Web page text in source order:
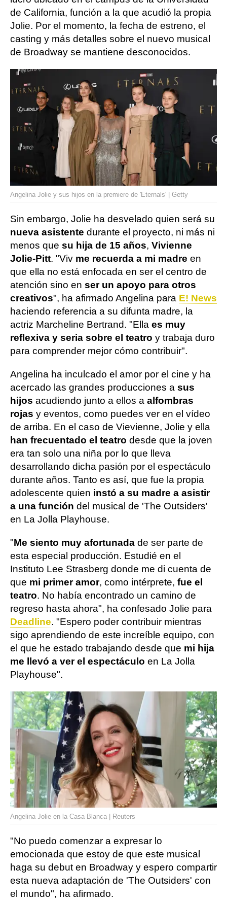
de California, función a la que acudió la propia
Jolie. Por el momento, la fecha de estreno, el
casting y más detalles sobre el nuevo musical
de Broadway se mantiene desconocidos.
Angelina Jolie y sus hijos en la premiere de 'Eternals' | Getty
Sin embargo, Jolie ha desvelado quien será su
nueva asistente durante el proyecto, ni más ni
menos que su hija de 15 años, Vivienne
Jolie-Pitt. "Viv me recuerda a mi madre en
que ella no está enfocada en ser el centro de
atención sino en ser un apoyo para otros
creativos", ha afirmado Angelina para E! News
haciendo referencia a su difunta madre, la
actriz Marcheline Bertrand. "Ella es muy
reflexiva y seria sobre el teatro y trabaja duro
para comprender mejor cómo contribuir".
Angelina ha inculcado el amor por el cine y ha
acercado las grandes producciones a sus
hijos acudiendo junto a ellos a alfombras
rojas y eventos, como puedes ver en el vídeo
de arriba. En el caso de Vievienne, Jolie y ella
han frecuentado el teatro desde que la joven
era tan solo una niña por lo que lleva
desarrollando dicha pasión por el espectáculo
durante años. Tanto es así, que fue la propia
adolescente quien instó a su madre a asistir
a una función del musical de 'The Outsiders'
en La Jolla Playhouse.
"Me siento muy afortunada de ser parte de
esta especial producción. Estudié en el
Instituto Lee Strasberg donde me di cuenta de
que mi primer amor, como intérprete, fue el
teatro. No había encontrado un camino de
regreso hasta ahora", ha confesado Jolie para
Deadline. "Espero poder contribuir mientras
sigo aprendiendo de este increíble equipo, con
el que he estado trabajando desde que mi hija
me llevó a ver el espectáculo en La Jolla
Playhouse".
Angelina Jolie en la Casa Blanca | Reuters
"No puedo comenzar a expresar lo
emocionada que estoy de que este musical
haga su debut en Broadway y espero compartir
esta nueva adaptación de 'The Outsiders' con
el mundo", ha afirmado.